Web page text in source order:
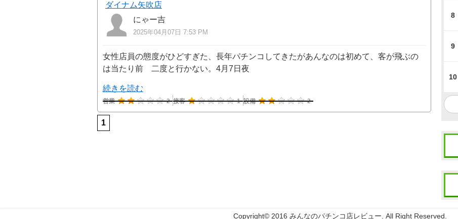
ダイナム矢吹店
にゃー吉
2025年04月07日 7:53 PM
女性店員の態度がひどすぎた、長年パチンコしてきたがあんなのは初めて、客が飛ぶの
は当たり前 二度と行かない。4月7日夜
続きを読む
営業 2 接客 1 設備 2
1
8
9
10
Copyright© 2016 みんなのパチンコ店レビュー. All Right Reserved.